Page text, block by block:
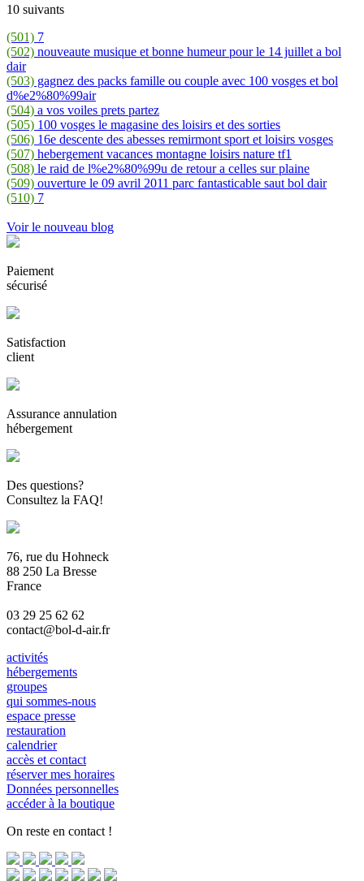
10 suivants
(501) 7
(502) nouveaute musique et bonne humeur pour le 14 juillet a bol
dair
(503) gagnez des packs famille ou couple avec 100 vosges et bol
d%e2%80%99air
(504) a vos voiles prets partez
(505) 100 vosges le magasine des loisirs et des sorties
(506) 16e descente des abesses remirmont sport et loisirs vosges
(507) hebergement vacances montagne loisirs nature tf1
(508) le raid de l%e2%80%99u de retour a celles sur plaine
(509) ouverture le 09 avril 2011 parc fantasticable saut bol dair
(510) 7
Voir le nouveau blog
Paiement
sécurisé
Satisfaction
client
Assurance annulation
hébergement
Des questions?
Consultez la FAQ!
76, rue du Hohneck
88 250 La Bresse
France
03 29 25 62 62
contact@bol-d-air.fr
activités
hébergements
groupes
qui sommes-nous
espace presse
restauration
calendrier
accès et contact
réserver mes horaires
Données personnelles
accéder à la boutique
On reste en contact !